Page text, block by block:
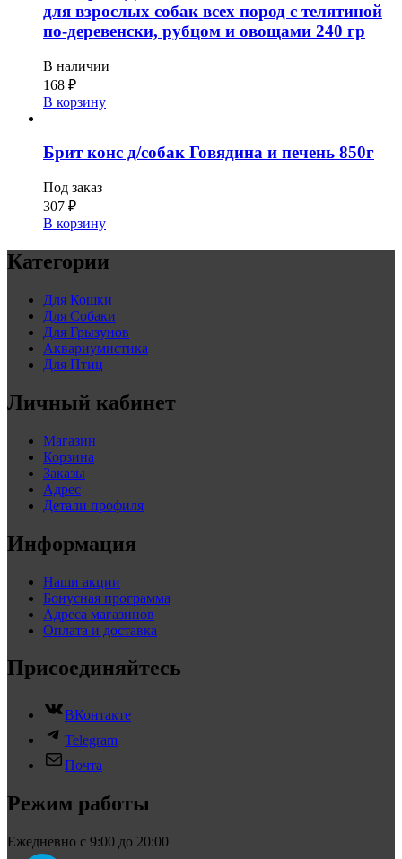
для взрослых собак всех пород с телятиной
по-деревенски, рубцом и овощами 240 гр
В наличии
168 ₽
В корзину
Брит конс д/собак Говядина и печень 850г
Под заказ
307 ₽
В корзину
Категории
Для Кошки
Для Собаки
Для Грызунов
Аквариумистика
Для Птиц
Личный кабинет
Магазин
Корзина
Заказы
Адрес
Детали профиля
Информация
Наши акции
Бонусная программа
Адреса магазинов
Оплата и доставка
Присоединяйтесь
ВКонтакте
Telegram
Почта
Режим работы
Ежедневно с 9:00 до 20:00